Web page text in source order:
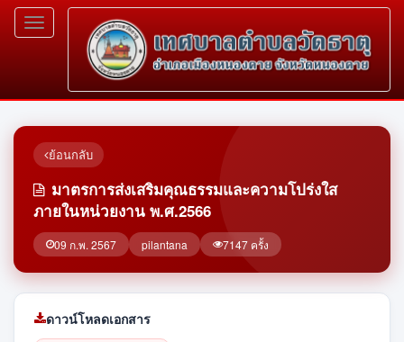
Toggle
navigation
ย้อนกลับ
มาตรการส่งเสริมคุณธรรมและความโปร่งใส
ภายในหน่วยงาน พ.ศ.2566
09 ก.พ. 2567 pilantana 7147 ครั้ง
ดาวน์โหลดเอกสาร